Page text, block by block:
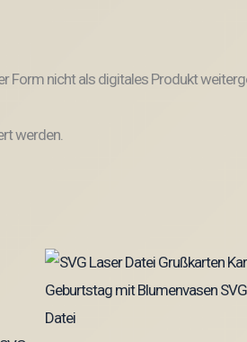
Form nicht als digitales Produkt
werden.